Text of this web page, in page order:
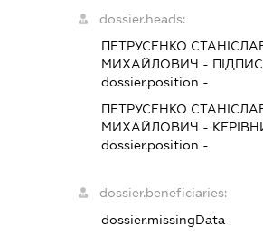
dossier.heads:
ПЕТРУСЕНКО
МИХАЙЛОВИЧ -
dossier.position -
ПЕТРУСЕНКО
МИХАЙЛОВИЧ -
dossier.position -
dossier.beneficiaries:
dossier.missingData